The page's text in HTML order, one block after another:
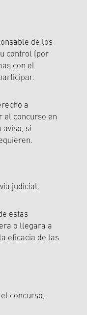
de los
control (por
con el
a
el concurso en
aviso, si
judicial.
estas
o llegara a
eficacia de las
concurso,